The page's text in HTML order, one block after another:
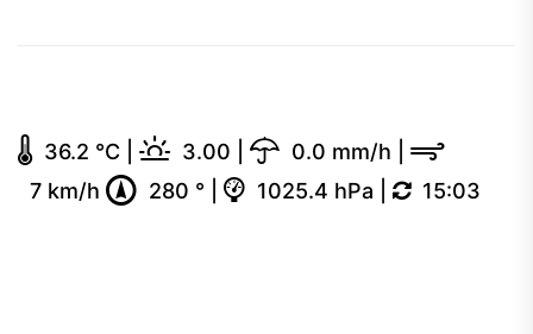
36.2 °C 3.00 0.0 mm/h
7 km/h
280 ° 1025.4 hPa 15:03